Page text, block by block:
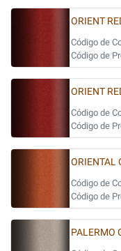
ORIENT
Código de
Código de
ORIENT
Código de
Código de
ORIENTAL
Código de
Código de
PALERMO